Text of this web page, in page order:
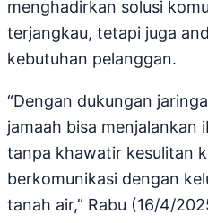
menghadirkan solusi
terjangkau, tetapi juga
kebutuhan pelanggan.
“Dengan dukungan
jamaah bisa menjalankan
tanpa khawatir kesulitan
berkomunikasi dengan
tanah air,” Rabu (16/4/